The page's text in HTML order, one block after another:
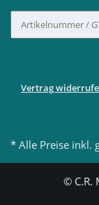
Vertrag
* Alle Preise inkl.
© C.R.